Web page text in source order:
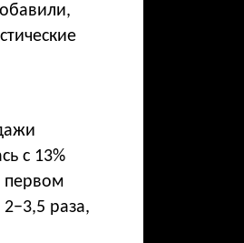
с 13%
первом
раза,